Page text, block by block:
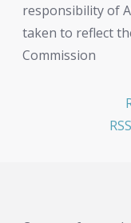
responsibility of
taken to reflect
Commission